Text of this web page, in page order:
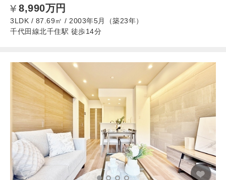
8,990万円
3LDK / 87.69㎡ / 2003年5月（築23年）
千代田線北千住駅 徒歩14分